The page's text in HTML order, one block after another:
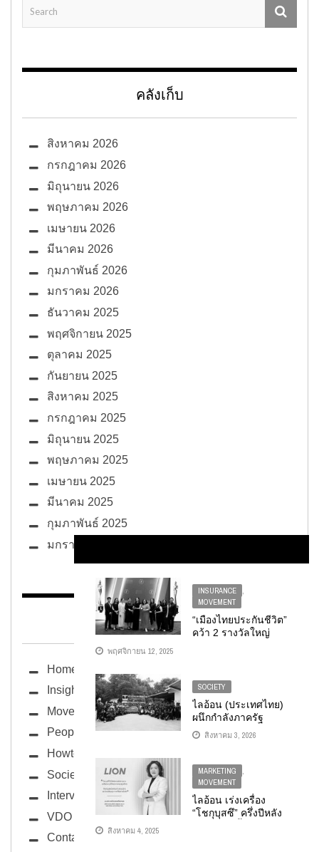
INSURANCE
,
MOVEMENT
“เมืองไทยประกันชีวิต”
คว้า 2 รางวัลใหญ่
ที่น่าทำงานด้วยที่สุด
ในเอเชีย 4 ปีซ้อน
พฤศจิกายน 12, 2025
SOCIETY
ไลอ้อน (ประเทศไทย)
ผนึกกำลังภาครัฐ
เอกชน และชุมชน
ร่วมฟื้นฟูป่าชายเลน
สู่เป้าหมายความยั่งยืน
สิงหาคม 3, 2026
MARKETING
,
MOVEMENT
ไลอ้อน เร่งเครื่อง
“โชกุบุสซึ” ครึ่งปีหลัง
สิงหาคม 4, 2025
คลังเก็บ
สิงหาคม 2026
กรกฎาคม 2026
มิถุนายน 2026
พฤษภาคม 2026
เมษายน 2026
มีนาคม 2026
กุมภาพันธ์ 2026
มกราคม 2026
ธันวาคม 2025
พฤศจิกายน 2025
ตุลาคม 2025
กันยายน 2025
สิงหาคม 2025
กรกฎาคม 2025
มิถุนายน 2025
พฤษภาคม 2025
เมษายน 2025
มีนาคม 2025
กุมภาพันธ์ 2025
มกราคม 2025
BUG ซอกแซก
Home
Insight
Movement
People
Howto
Society
Interview
VDO
Contact